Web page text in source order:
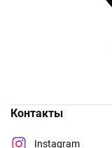
Контакты
Instagram